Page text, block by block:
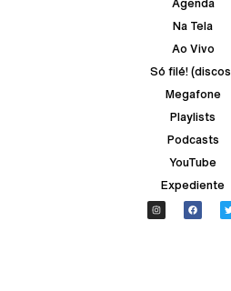
Agenda
Na Tela
Ao Vivo
Só filé!
Megafone
Playlists
Podcasts
YouTube
Expediente